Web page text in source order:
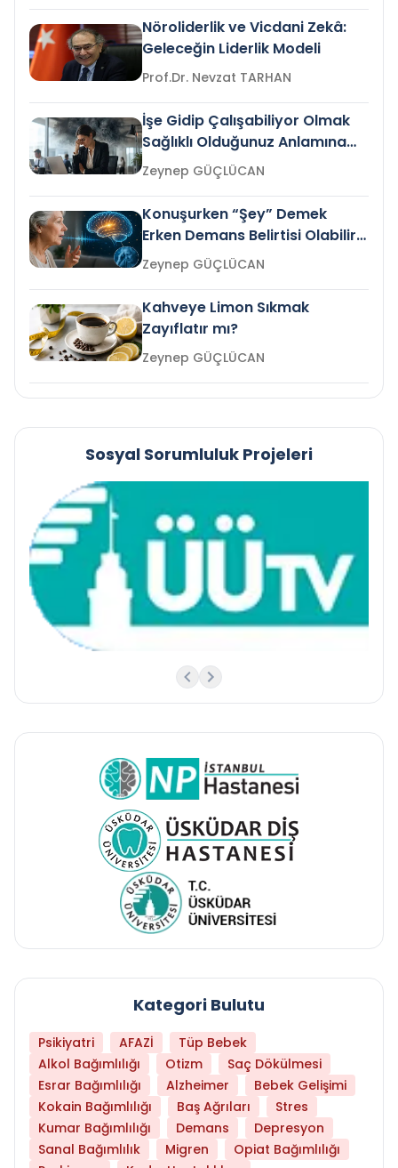
Nöroliderlik ve Vicdani Zekâ:
Geleceğin Liderlik Modeli
Prof.Dr. Nevzat TARHAN
İşe Gidip Çalışabiliyor Olmak
Sağlıklı Olduğunuz Anlamına
Gelir mi?Zeynep GÜÇLÜCAN
Konuşurken “Şey” Demek
Erken Demans Belirtisi Olabilir
mi?
Zeynep GÜÇLÜCAN
Kahveye Limon Sıkmak
Zayıflatır mı?
Zeynep GÜÇLÜCAN
Sosyal Sorumluluk Projeleri
Kategori Bulutu
Psikiyatri AFAZİ
Tüp Bebek
Alkol Bağımlılığı
Otizm
Saç Dökülmesi
Esrar Bağımlılığı
Alzheimer
Bebek Gelişimi
Kokain Bağımlılığı
Baş Ağrıları
Stres
Kumar Bağımlılığı
Demans
Depresyon
Sanal Bağımlılık
Migren
Opiat Bağımlılığı